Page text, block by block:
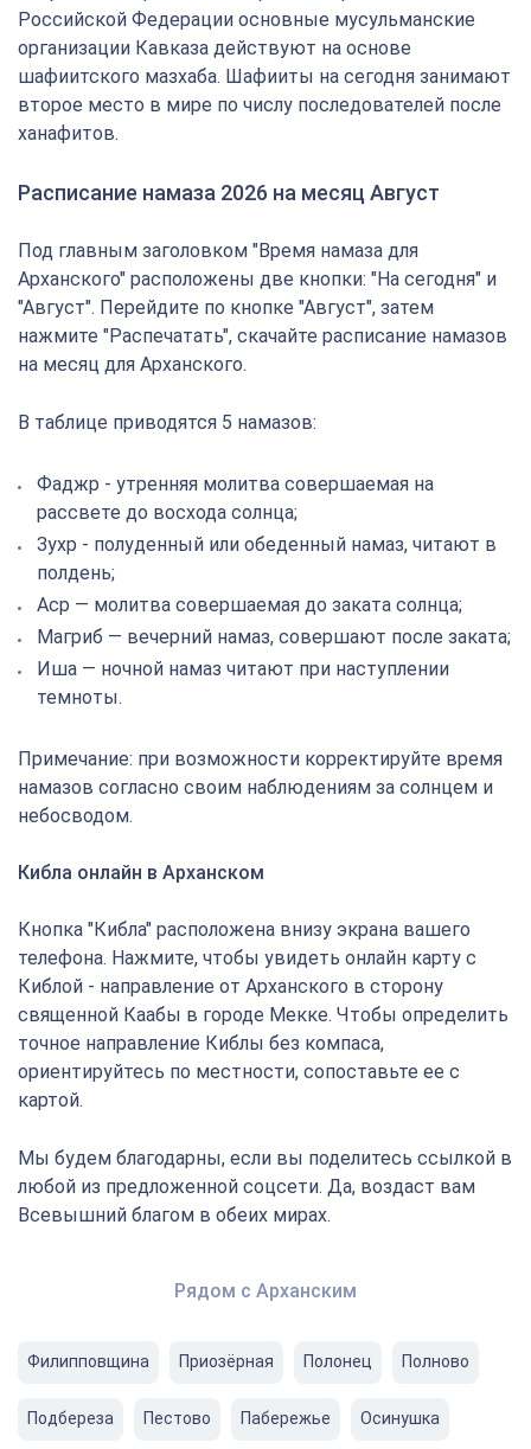
Российской Федерации основные мусульманские
организации Кавказа действуют на основе
шафиитского мазхаба. Шафииты на сегодня занимают
второе место в мире по числу последователей после
ханафитов.
Расписание намаза 2026 на месяц Август
Под главным заголовком "Время намаза для
Арханского" расположены две кнопки: "На сегодня" и
"Август". Перейдите по кнопке "Август", затем
нажмите "Распечатать", скачайте расписание намазов
на месяц для Арханского.
В таблице приводятся 5 намазов:
Фаджр - утренняя молитва совершаемая на
рассвете до восхода солнца;
Зухр - полуденный или обеденный намаз, читают в
полдень;
Аср — молитва совершаемая до заката солнца;
Магриб — вечерний намаз, совершают после заката;
Иша — ночной намаз читают при наступлении
темноты.
Примечание: при возможности корректируйте время
намазов согласно своим наблюдениям за солнцем и
небосводом.
Кибла онлайн в Арханском
Кнопка "Кибла" расположена внизу экрана вашего
телефона. Нажмите, чтобы увидеть онлайн карту с
Киблой - направление от Арханского в сторону
священной Каабы в городе Мекке. Чтобы определить
точное направление Киблы без компаса,
ориентируйтесь по местности, сопоставьте ее с
картой.
Мы будем благодарны, если вы поделитесь ссылкой в
любой из предложенной соцсети. Да, воздаст вам
Всевышний благом в обеих мирах.
Рядом с Арханским
Филипповщина Приозёрная Полонец Полново
Подбереза Пестовo Пабережье Осинушка